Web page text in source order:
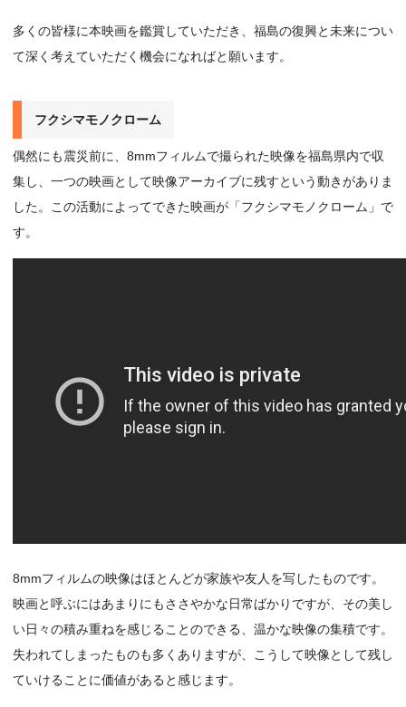
多くの皆様に本映画を鑑賞していただき、福島の復興と未来につい
て深く考えていただく機会になればと願います。
フクシマモノクローム
偶然にも震災前に、8mmフィルムで撮られた映像を福島県内で収
集し、一つの映画として映像アーカイブに残すという動きがありま
した。この活動によってできた映画が「フクシマモノクローム」で
す。
8mmフィルムの映像はほとんどが家族や友人を写したものです。
映画と呼ぶにはあまりにもささやかな日常ばかりですが、その美し
い日々の積み重ねを感じることのできる、温かな映像の集積です。
失われてしまったものも多くありますが、こうして映像として残し
ていけることに価値があると感じます。